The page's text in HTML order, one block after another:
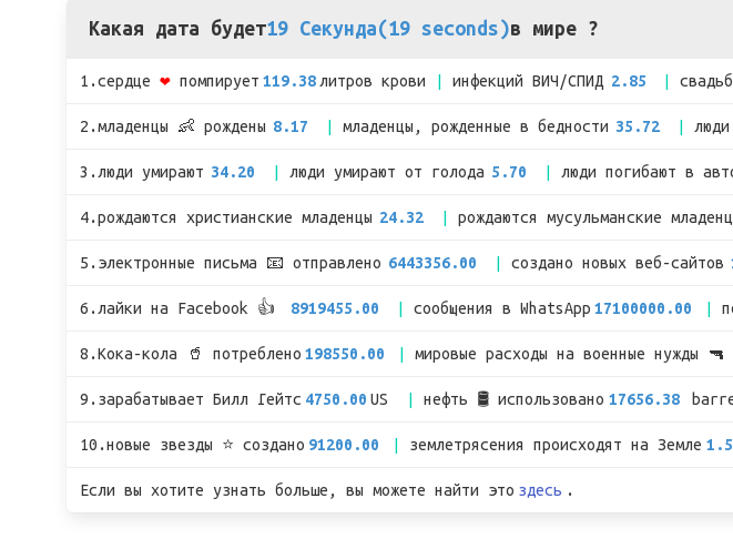
Какая дата будет19 Секунда(19 seconds)в мире ?
1.сердце ❤ помпирует 119.38 литров крови инфекций ВИЧ/СПИД 2.85
2.младенцы 👶 рождены 8.17 младенцы, рожденные в бедности 35.72
3.люди умирают 34.20 люди умирают от голода 5.70 люди погибают в
4.рождаются христианские младенцы 24.32 рождаются мусульманские
5.электронные письма 📧 отправлено 6443356.00 создано новых веб-сайтов
6.лайки на Facebook 👍 8919455.00 сообщения в WhatsApp 17100000.00
8.Кока-кола 🥤 потреблено 198550.00 мировые расходы на военные нужды 🔫
9.зарабатывает Билл Гейтс 4750.00 US нефть 🛢 использовано 17656.38
10.новые звезды ⭐ создано 91200.00 землетрясения происходят на Земле
Если вы хотите узнать больше, вы можете найти это здесь .